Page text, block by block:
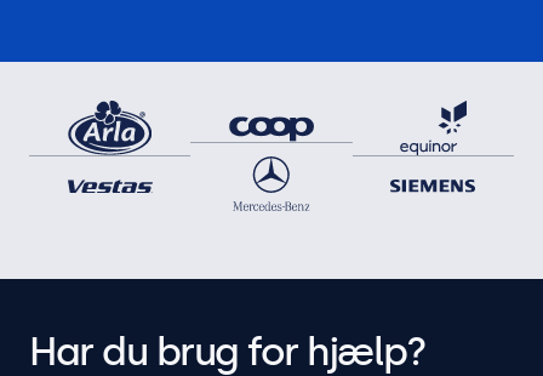
Har du brug for hjælp?